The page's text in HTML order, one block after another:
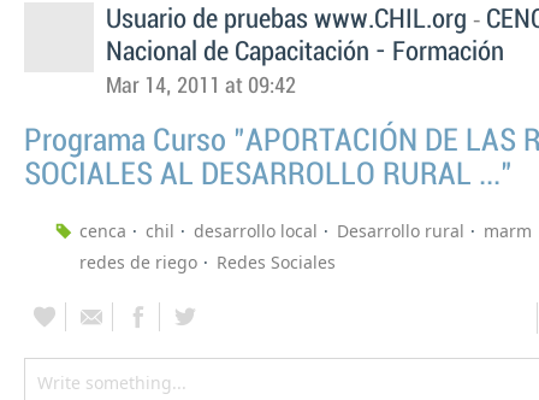
Usuario de pruebas www.CHIL.org -
Nacional de Capacitación - Formación
Mar 14, 2011 at 09:42
Programa Curso "APORTACIÓN DE LAS
SOCIALES AL DESARROLLO RURAL ..."
cenca chil desarrollo local Desarrollo rural
marm
redes de riego
Redes Sociales